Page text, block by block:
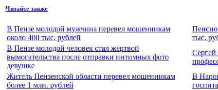
Читайте также
В Пензе молодой мужчина перевел мошенникам
около 400 тыс. рублей
тыс.
В Пензе молодой человек стал жертвой
вымогательства после отправки интимных фото
девушке
Сергей
Житель Пензенской области перевел мошенникам
более 1 млн. рублей
В